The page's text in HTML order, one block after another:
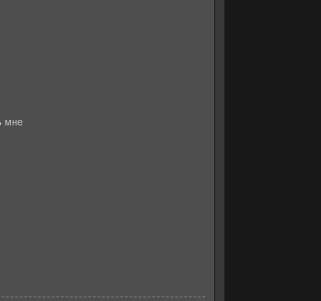
мне